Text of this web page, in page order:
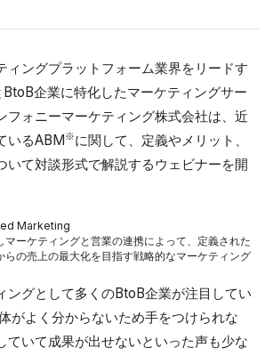
ィングプラットフォーム業界をリードす
企業に特化したマーケティングサー
フォニーマーケティング株式会社は、近
いるABM※に関して、定義やメリット、
いて対談形式で解説するウェビナーを開
Marketing
マーケティングと営業の連携によって、定義された
らの売上の最大化を目指す戦略的なマーケティング
ングとして多くのBtoB企業が注目してい
がよく分からないため手をつけられな
ていて成果が出せないといった声も少な